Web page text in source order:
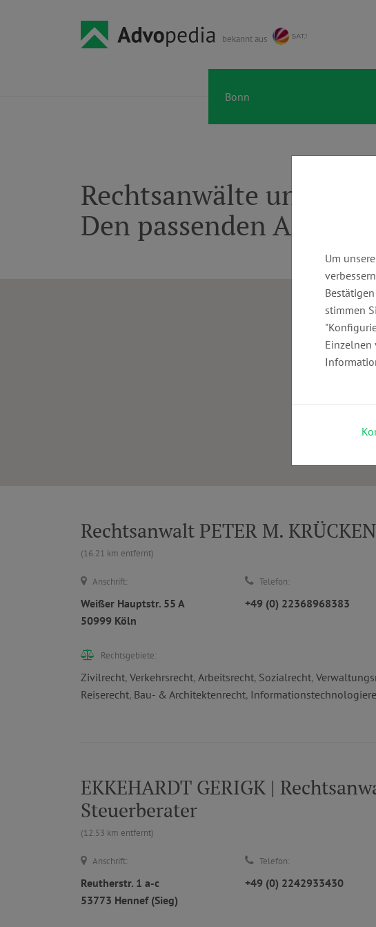
bekannt aus
Rechtsanwälte und
Den passenden Anwalt
Rechtsanwalt PETER M. KRÜCKEN
(16.21 km entfernt)
Anschrift:
Weißer Hauptstr. 55 A
50999 Köln
Telefon:
+49 (0) 22368968383
Rechtsgebiete:
Zivilrecht, Verkehrsrecht, Arbeitsrecht, Sozialrecht,
Reiserecht, Bau- & Architektenrecht,
EKKEHARDT GERIGK |
Steuerberater
(12.53 km entfernt)
Anschrift:
Reutherstr. 1 a-c
53773 Hennef (Sieg)
Telefon:
+49 (0) 2242933430
Um
stimmen
Einzelnen